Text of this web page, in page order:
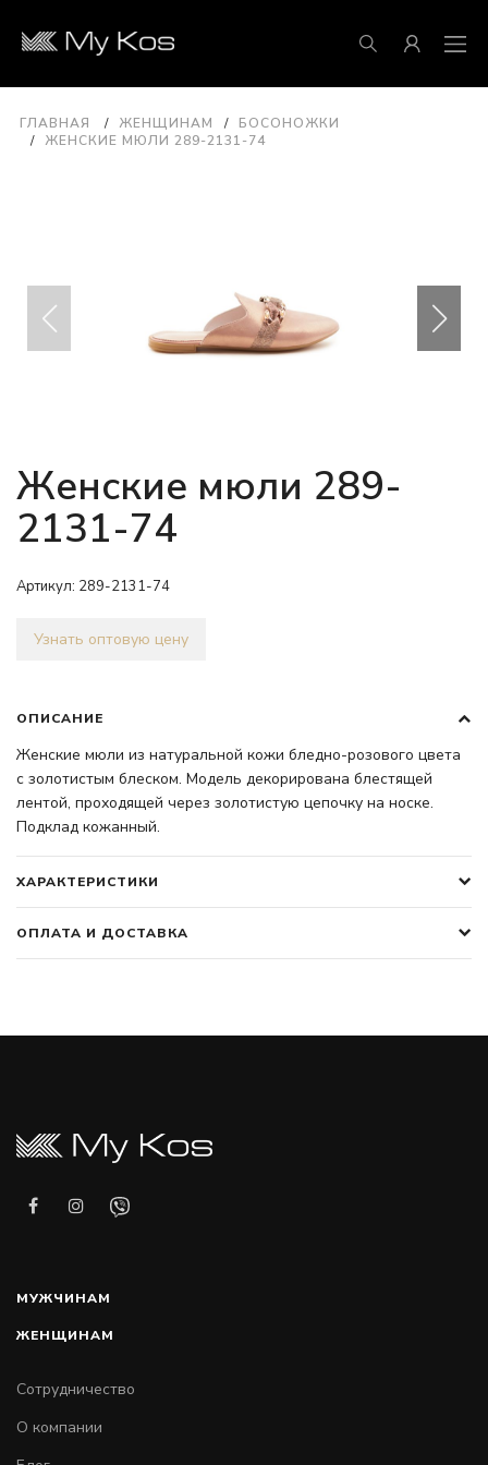
ГЛАВНАЯ ЖЕНЩИНАМ
БОСОНОЖКИ
ЖЕНСКИЕ МЮЛИ 289-2131-74
Женские мюли 289-
2131-74
Артикул: 289-2131-74
Узнать оптовую цену
ОПИСАНИЕ
Женские мюли из натуральной кожи бледно-розового цвета
с золотистым блеском. Модель декорирована блестящей
лентой, проходящей через золотистую цепочку на носке.
Подклад кожанный.
ХАРАКТЕРИСТИКИ
ОПЛАТА И ДОСТАВКА
МУЖЧИНАМ
ЖЕНЩИНАМ
Сотрудничество
О компании